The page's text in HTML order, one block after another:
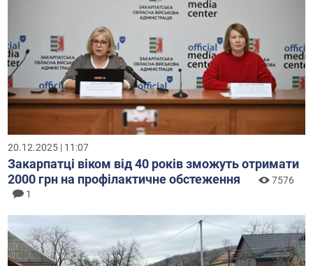
20.12.2025 | 11:07
Закарпатці віком від 40 років зможуть отримати
2000 грн на профілактичне обстеження
7576
1